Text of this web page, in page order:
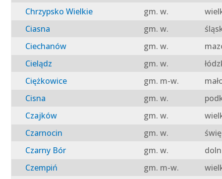
Chrzypsko Wielkie
gm. w.
Ciasna
gm. w.
Ciechanów
gm. w.
Cielądz
gm. w.
Ciężkowice
gm. m-w.
Cisna
gm. w.
Czajków
gm. w.
Czarnocin
gm. w.
Czarny Bór
gm. w.
Czempiń
gm. m-w.